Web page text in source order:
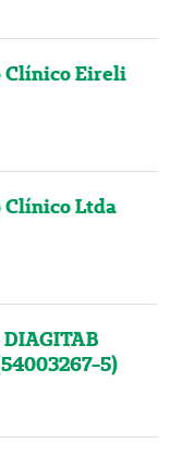
Clínico Eireli
Clínico Ltda
DIAGITAB
5)